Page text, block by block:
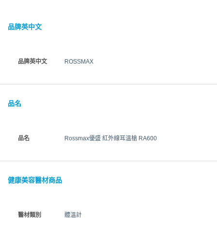
品牌英中文
品牌英中文 ROSSMAX
品名
品名 Rossmax優盛 紅外線耳溫槍 RA600
健康美容醫材商品
醫材類別 體溫計